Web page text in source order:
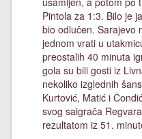
Pintola za 1:3. Bilo je
bio odlučen. Sarajevo
jednom vrati u
preostalih 40 minuta
gola su bili gosti iz
nekoliko izglednih
Kurtović, Matić i
svog saigrača
rezultatom iz 51.